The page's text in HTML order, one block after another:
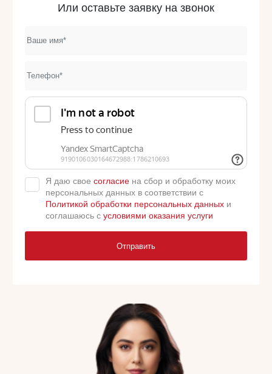
Или оставьте заявку на звонок
Я даю свое согласие на сбор и обработку моих
персональных данных в соответствии с
Политикой обработки персональных данных и
соглашаюсь с условиями оказания услуги
Отправить